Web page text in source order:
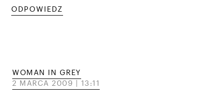
ODPOWIEDZ
WOMAN IN GREY
2 MARCA 2009 | 13:11